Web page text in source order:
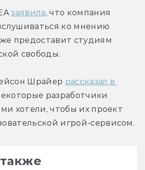
заявила, что компания
ко мнению
предоставит студиям
свободы.
Шрайер рассказал в
разработчики
хотели, чтобы их проект
игрой-сервисом.